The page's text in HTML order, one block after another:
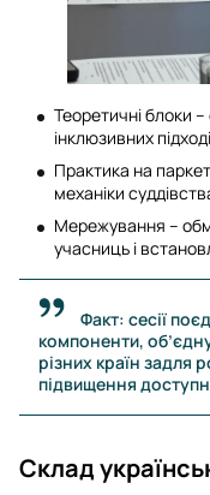
Теоретичні блоки
інклюзивних
Практика на
механіки
Мережування –
учасниць і
Факт: сесії
компоненти,
різних країн задля
підвищення
Склад